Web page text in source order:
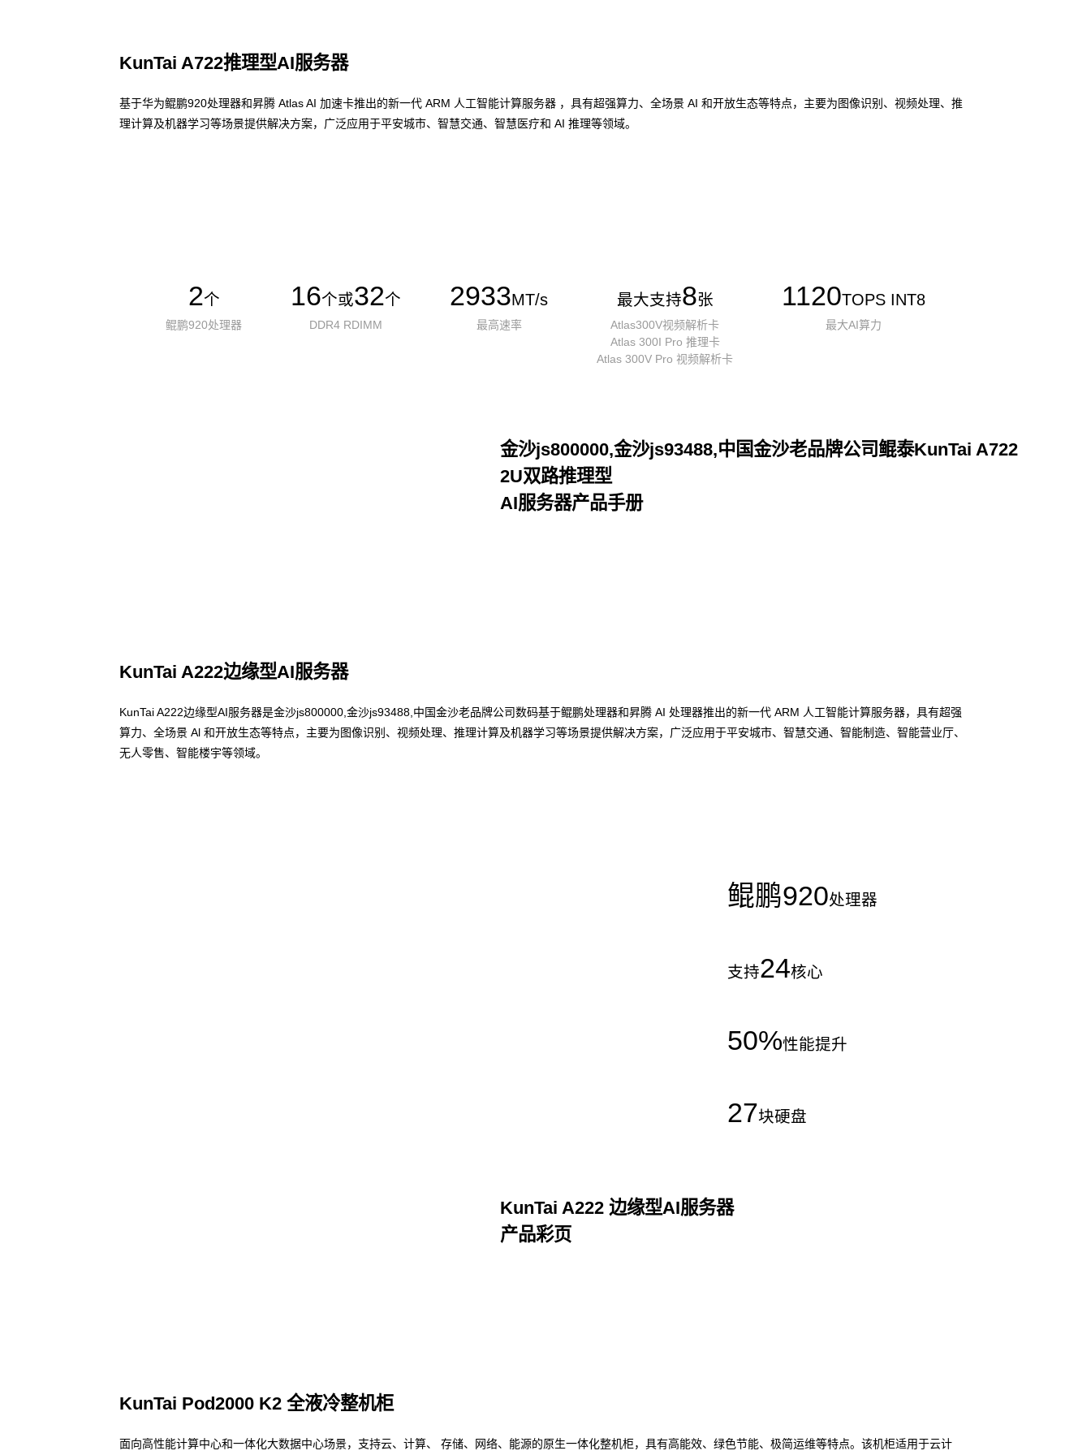
KunTai A722推理型AI服务器
基于华为鲲鹏920处理器和昇腾 Atlas AI 加速卡推出的新一代 ARM 人工智能计算服务器 ，具有超强算力、全场景 AI 和开放生态等特点，主要为图像识别、视频处理、推
理计算及机器学习等场景提供解决方案，广泛应用于平安城市、智慧交通、智慧医疗和 AI 推理等领域。
2个
鲲鹏920处理器
16个或32个
DDR4 RDIMM
2933MT/s
最高速率
最大支持8张
Atlas300V视频解析卡
Atlas 300I Pro 推理卡
Atlas 300V Pro 视频解析卡
1120TOPS INT8
最大AI算力
金沙js800000,金沙js93488,中国金沙老品牌公司鲲泰KunTai A722
2U双路推理型
AI服务器产品手册
KunTai A222边缘型AI服务器
KunTai A222边缘型AI服务器是金沙js800000,金沙js93488,中国金沙老品牌公司数码基于鲲鹏处理器和昇腾 AI 处理器推出的新一代 ARM 人工智能计算服务器，具有超强
算力、全场景 Al 和开放生态等特点，主要为图像识别、视频处理、推理计算及机器学习等场景提供解决方案，广泛应用于平安城市、智慧交通、智能制造、智能营业厅、
无人零售、智能楼宇等领域。
鲲鹏920处理器
支持24核心
50%性能提升
27块硬盘
KunTai A222 边缘型AI服务器
产品彩页
KunTai Pod2000 K2 全液冷整机柜
面向高性能计算中心和一体化大数据中心场景，支持云、计算、 存储、网络、能源的原生一体化整机柜，具有高能效、绿色节能、极简运维等特点。该机柜适用于云计